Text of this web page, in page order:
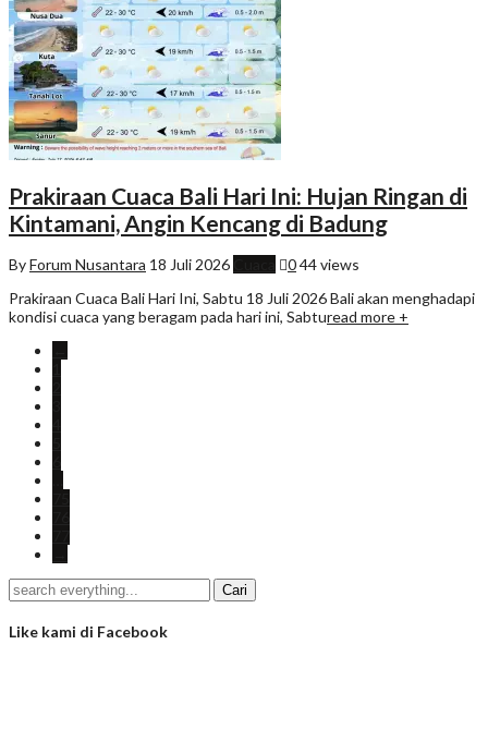
Prakiraan Cuaca Bali Hari Ini: Hujan Ringan di
Kintamani, Angin Kencang di Badung
ByForum Nusantara 18 Juli 2026 044 views
Prakiraan Cuaca Bali Hari Ini, Sabtu 18 Juli 2026 Bali akan menghadapi
kondisi cuaca yang beragam pada hari ini, Sabturead more +
Like kami di Facebook